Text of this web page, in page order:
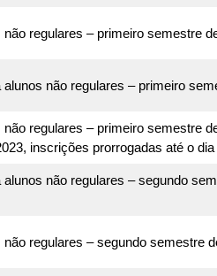
regulares – primeiro semestre
não regulares – primeiro
regulares – primeiro semestre
inscrições prorrogadas até o dia
não regulares – segundo
regulares – segundo semestre